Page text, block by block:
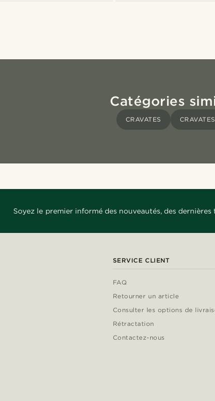
Catégories
CRAVATES
Soyez le premier informé des nouveautés, des dernières
SERVICE CLIENT
FAQ
Retourner un article
Consulter les options de
Rétractation
Contactez-nous